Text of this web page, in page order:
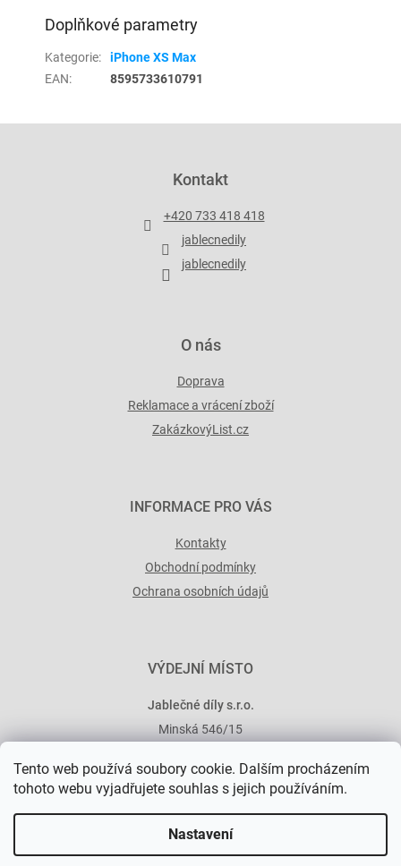
Tento web používá soubory cookie. Dalším procházením
tohoto webu vyjadřujete souhlas s jejich používáním.
Nastavení
Doplňkové parametry
Kategorie:
iPhone XS Max
EAN: 8595733610791
Kontakt
+420 733 418 418
jablecnedily
jablecnedily
O nás
Doprava
Reklamace a vrácení zboží
ZakázkovýList.cz
INFORMACE PRO VÁS
Kontakty
Obchodní podmínky
Ochrana osobních údajů
VÝDEJNÍ MÍSTO
Jablečné díly s.r.o.
Minská 546/15
Vytvořil Shoptet Premium